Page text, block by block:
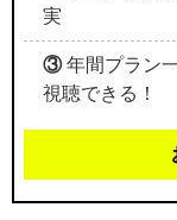
実
③年間プラン
視聴できる！